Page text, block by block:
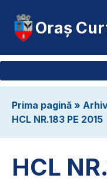
Oraș
Prima pagină »
HCL NR.183 PE 2015
HCL